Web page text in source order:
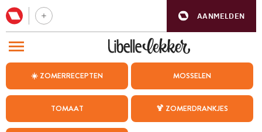
AANMELDEN
☀️ ZOMERRECEPTEN MOSSELEN
TOMAAT 🍹 ZOMERDRANKJES
BEZOEK ONZE ANDERE WEBSITES
WEEKMENU